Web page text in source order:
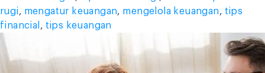
rugi, mengatur keuangan, mengelola keuangan, tips
financial , tips keuangan